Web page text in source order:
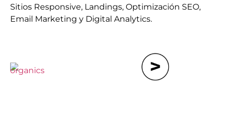
Sitios Responsive, Landings, Optimización SEO,
Email Marketing y Digital Analytics.